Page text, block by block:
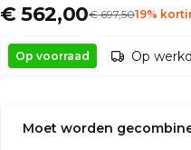
€ 562,00€697,5019%
Op voorraad Op
Moet worden